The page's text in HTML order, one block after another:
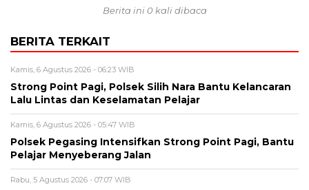
Berita ini 0 kali dibaca
BERITA TERKAIT
Kamis, 6 Agustus 2026 - 06:23 WIB
Strong Point Pagi, Polsek Silih Nara Bantu Kelancaran
Lalu Lintas dan Keselamatan Pelajar
Kamis, 6 Agustus 2026 - 05:47 WIB
Polsek Pegasing Intensifkan Strong Point Pagi, Bantu
Pelajar Menyeberang Jalan
Rabu, 5 Agustus 2026 - 07:07 WIB